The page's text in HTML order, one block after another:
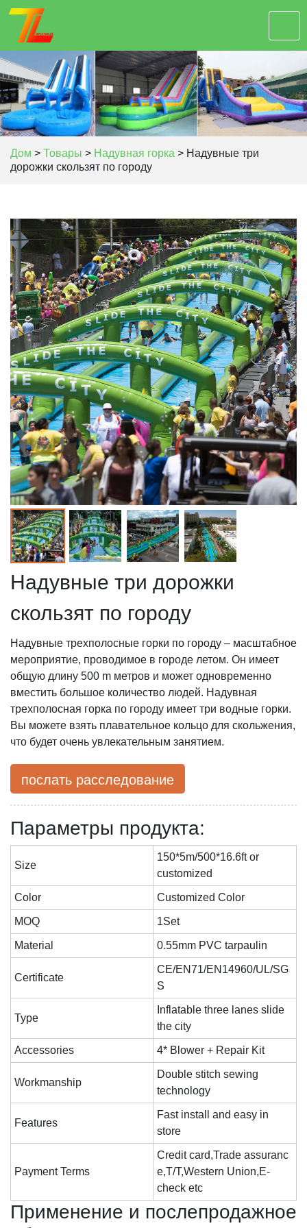
Дом > Товары > Надувная горка > Надувные три
дорожки скользят по городу
Надувные три дорожки
скользят по городу
Надувные трехполосные горки по городу – масштабное
мероприятие, проводимое в городе летом. Он имеет
общую длину 500 m метров и может одновременно
вместить большое количество людей. Надувная
трехполосная горка по городу имеет три водные горки.
Вы можете взять плавательное кольцо для скольжения,
что будет очень увлекательным занятием.
послать расследование
Параметры продукта:
Size
150*5m/500*16.6ft or
customized
Color Customized Color
MOQ 1Set
Material 0.55mm PVC tarpaulin
Certificate
CE/EN71/EN14960/UL/SG
S
Type
Inflatable three lanes slide
the city
Accessories 4* Blower + Repair Kit
Workmanship
Double stitch sewing
technology
Features
Fast install and easy in
store
Payment Terms
Credit card,Trade assuranc
e,T/T,Western Union,E-
check etc
Применение и послепродажное